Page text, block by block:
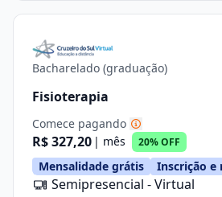
Bacharelado (graduação)
Fisioterapia
Comece pagando
R$ 327,20 | mês 20% OFF
Mensalidade grátis Inscrição e
Semipresencial - Virtual